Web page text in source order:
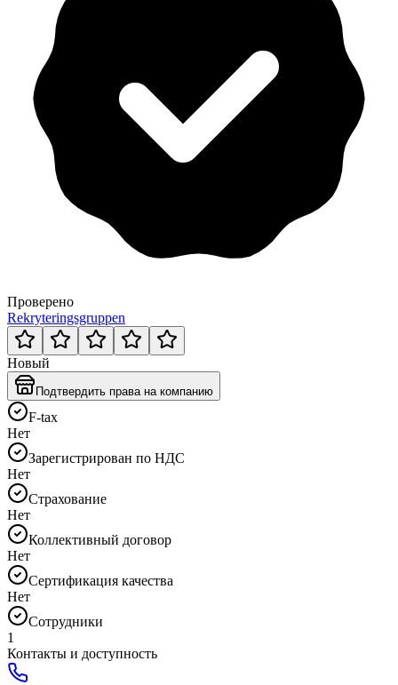
Проверено
Rekryteringsgruppen
Новый
Подтвердить права на компанию
F-tax
Нет
Зарегистрирован по НДС
Нет
Страхование
Нет
Коллективный договор
Нет
Сертификация качества
Нет
Сотрудники
1
Контакты и доступность